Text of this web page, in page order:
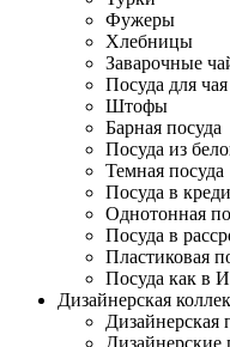
Фужеры
Хлебницы
Заварочные
Посуда для чая
Штофы
Барная посуда
Посуда из
Темная посуда
Посуда в
Однотонная
Посуда в
Пластиковая
Посуда как в
Дизайнерская
Дизайнерская
Дизайнерские